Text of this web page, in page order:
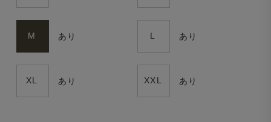
M あり L あり
XL あり XXL あり